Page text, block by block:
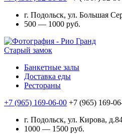
г. Подольск, ул. Большая
500 — 1000 руб.
Старый замок
Банкетные залы
Доставка еды
Рестораны
+7 (965) 169-06-00 +7 (965) 169-
г. Подольск, ул. Кирова,
1000 — 1500 руб.